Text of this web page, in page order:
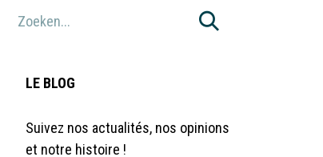
LE BLOG
Suivez nos actualités, nos opinions
et notre histoire !